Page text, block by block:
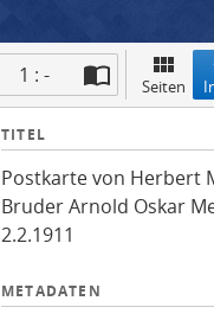
1 : - Seiten
I
f
o
TITEL
Postkarte von Herbert
Bruder Arnold Oskar
2.2.1911
METADATEN